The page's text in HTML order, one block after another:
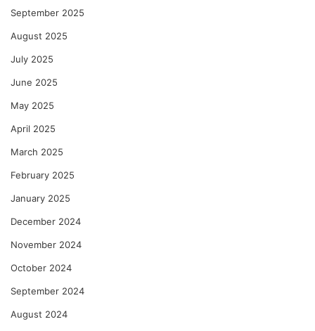
September 2025
August 2025
July 2025
June 2025
May 2025
April 2025
March 2025
February 2025
January 2025
December 2024
November 2024
October 2024
September 2024
August 2024